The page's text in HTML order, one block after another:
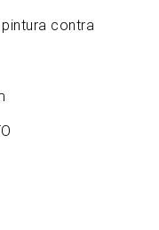
contra